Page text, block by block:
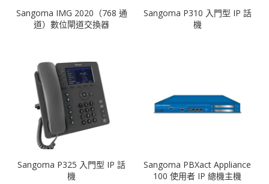
Sangoma IMG 2020（768 通
道）數位閘道交換器
Sangoma P310 入門型 IP 話
機
Sangoma P325 入門型 IP 話
機
Sangoma PBXact Appliance
100 使用者 IP 總機主機